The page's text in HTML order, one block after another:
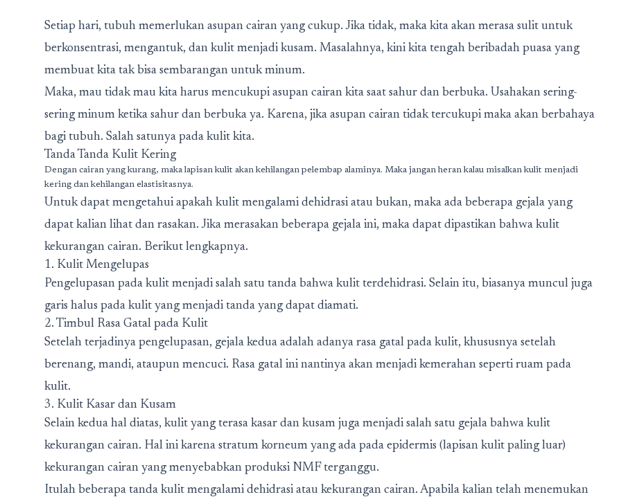
Setiap hari, tubuh memerlukan asupan cairan yang cukup. Jika tidak, maka kita akan merasa sulit untuk
berkonsentrasi, mengantuk, dan kulit menjadi kusam. Masalahnya, kini kita tengah beribadah puasa yang
membuat kita tak bisa sembarangan untuk minum.
Maka, mau tidak mau kita harus mencukupi asupan cairan kita saat sahur dan berbuka. Usahakan sering-
sering minum ketika sahur dan berbuka ya. Karena, jika asupan cairan tidak tercukupi maka akan berbahaya
bagi tubuh. Salah satunya pada kulit kita.
Tanda Tanda Kulit Kering
Dengan cairan yang kurang, maka lapisan kulit akan kehilangan pelembap alaminya. Maka jangan heran kalau misalkan kulit menjadi
kering dan kehilangan elastisitasnya.
Untuk dapat mengetahui apakah kulit mengalami dehidrasi atau bukan, maka ada beberapa gejala yang
dapat kalian lihat dan rasakan. Jika merasakan beberapa gejala ini, maka dapat dipastikan bahwa kulit
kekurangan cairan. Berikut lengkapnya.
1. Kulit Mengelupas
Pengelupasan pada kulit menjadi salah satu tanda bahwa kulit terdehidrasi. Selain itu, biasanya muncul juga
garis halus pada kulit yang menjadi tanda yang dapat diamati.
2. Timbul Rasa Gatal pada Kulit
Setelah terjadinya pengelupasan, gejala kedua adalah adanya rasa gatal pada kulit, khususnya setelah
berenang, mandi, ataupun mencuci. Rasa gatal ini nantinya akan menjadi kemerahan seperti ruam pada
kulit.
3. Kulit Kasar dan Kusam
Selain kedua hal diatas, kulit yang terasa kasar dan kusam juga menjadi salah satu gejala bahwa kulit
kekurangan cairan. Hal ini karena stratum korneum yang ada pada epidermis (lapisan kulit paling luar)
kekurangan cairan yang menyebabkan produksi NMF terganggu.
Itulah beberapa tanda kulit mengalami dehidrasi atau kekurangan cairan. Apabila kalian telah menemukan